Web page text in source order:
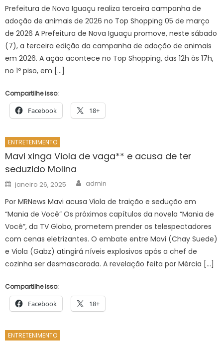
Prefeitura de Nova Iguaçu realiza terceira campanha de
adoção de animais de 2026 no Top Shopping 05 de março
de 2026 A Prefeitura de Nova Iguaçu promove, neste sábado
(7), a terceira edição da campanha de adoção de animais
em 2026. A ação acontece no Top Shopping, das 12h às 17h,
no 1º piso, em […]
Compartilhe isso:
Facebook 18+
ENTRETENIMENTO
Mavi xinga Viola de vaga** e acusa de ter
seduzido Molina
Posted
on
janeiro 26, 2025 Author
admin
Por MRNews Mavi acusa Viola de traição e sedução em
“Mania de Você” Os próximos capítulos da novela “Mania de
Você”, da TV Globo, prometem prender os telespectadores
com cenas eletrizantes. O embate entre Mavi (Chay Suede)
e Viola (Gabz) atingirá níveis explosivos após a chef de
cozinha ser desmascarada. A revelação feita por Mércia […]
Compartilhe isso:
Facebook 18+
ENTRETENIMENTO